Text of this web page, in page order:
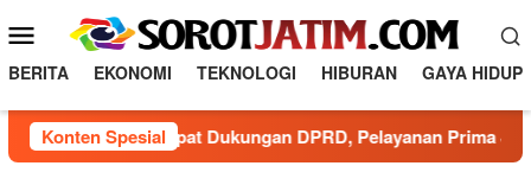
ke
konten
Menu
Mobile
BERITA EKONOMI TEKNOLOGI HIBURAN GAYA HIDUP
Konten Spesial
Dapat Dukungan DPRD, Pelayanan Prima Jadi Prioritas